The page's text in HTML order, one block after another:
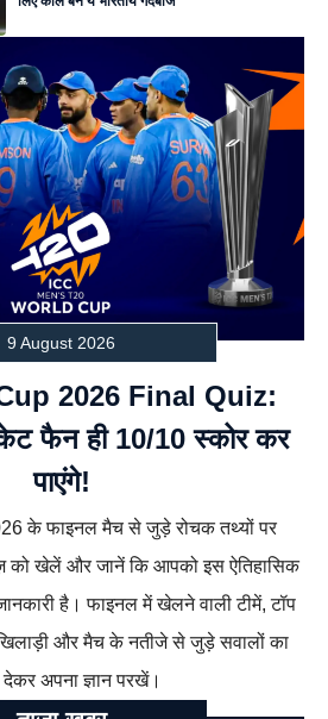
9 August 2026
2026 Final Quiz:
फैन ही 10/10 स्कोर कर
पाएंगे!
के फाइनल मैच से जुड़े रोचक तथ्यों पर
को खेलें और जानें कि आपको इस ऐतिहासिक
है। फाइनल में खेलने वाली टीमें, टॉप
और मैच के नतीजे से जुड़े सवालों का
अपना ज्ञान परखें।